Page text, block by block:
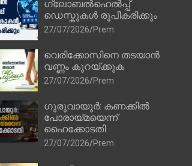
ഗ്ലോബൽഹെൽപ്പ്
ഡെസ്കുകൾ രൂപീകരിക്കും
27/07/2026 Prem
വെരിക്കോസിനെ തടയാൻ
വണ്ണം കുറയ്ക്കുക
27/07/2026 Prem
ഗുരുവായൂർ: കണക്കിൽ
പോരായ്മയെന്ന്
ഹൈക്കോടതി
27/07/2026 Prem